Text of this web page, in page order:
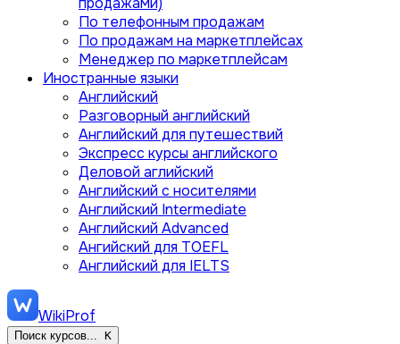
По телефонным продажам
По продажам на маркетплейсах
Менеджер по маркетплейсам
Иностранные языки
Английский
Разговорный английский
Английский для путешествий
Экспресс курсы английского
Деловой аглийский
Английский с носителями
Английский Intermediate
Английский Advanced
Ангийский для TOEFL
Английский для IELTS
WikiProf
Поиск курсов... K